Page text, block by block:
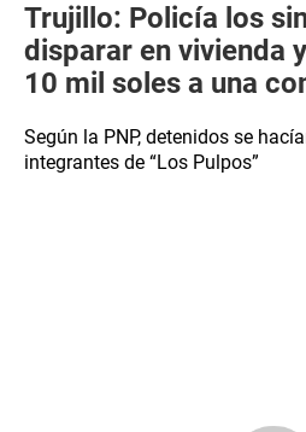
Trujillo: Policía los
disparar en vivienda
10 mil soles a una
Según la PNP, detenidos se
integrantes de “Los Pulpos”